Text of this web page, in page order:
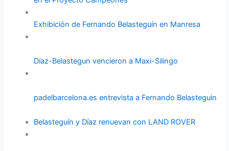
Exhibición de Fernando Belasteguín en Manresa
Díaz-Belastegun vencieron a Maxi-Silingo
padelbarcelona.es entrevista a Fernando Belasteguin
Belasteguín y Díaz renuevan con LAND ROVER